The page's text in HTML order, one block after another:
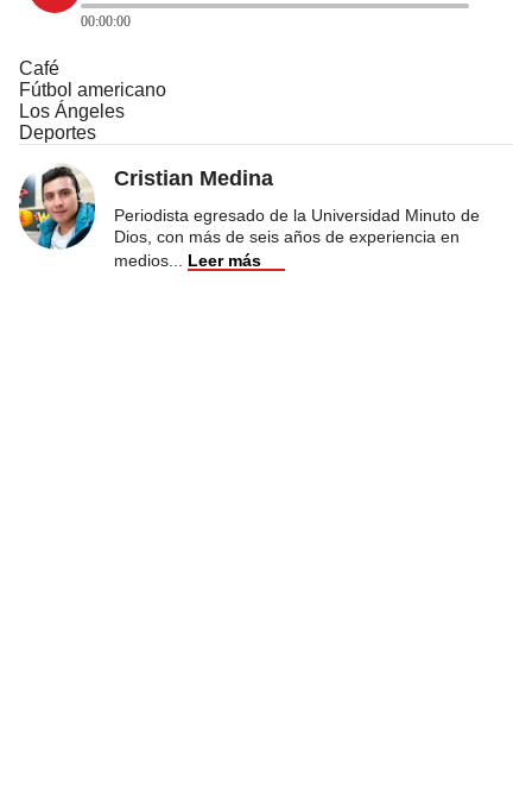
00:00:00
Café
Fútbol americano
Los Ángeles
Deportes
Cristian Medina
Periodista egresado de la Universidad Minuto de
Dios, con más de seis años de experiencia en
medios
Leer más